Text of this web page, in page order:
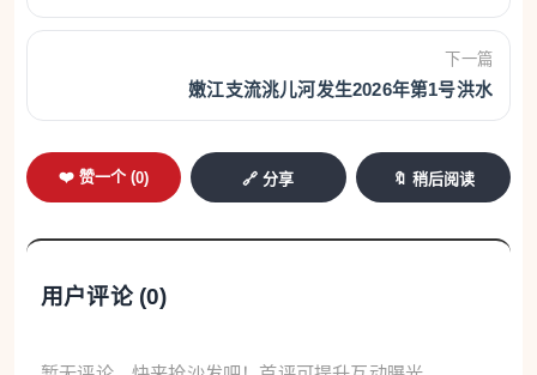
下一篇
嫩江支流洮儿河发生2026年第1号洪水
❤️ 赞一个 (0) 🔗 分享 🔖 稍后阅读
用户评论 (0)